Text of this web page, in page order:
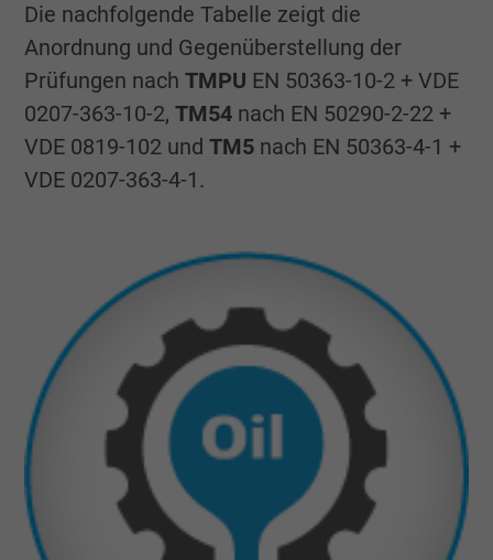
Die nachfolgende Tabelle zeigt die
Anordnung und Gegenüberstellung der
Prüfungen nach TMPU EN 50363-10-2 + VDE
0207-363-10-2, TM54 nach EN 50290-2-22 +
VDE 0819-102 und TM5 nach EN 50363-4-1 +
VDE 0207-363-4-1.